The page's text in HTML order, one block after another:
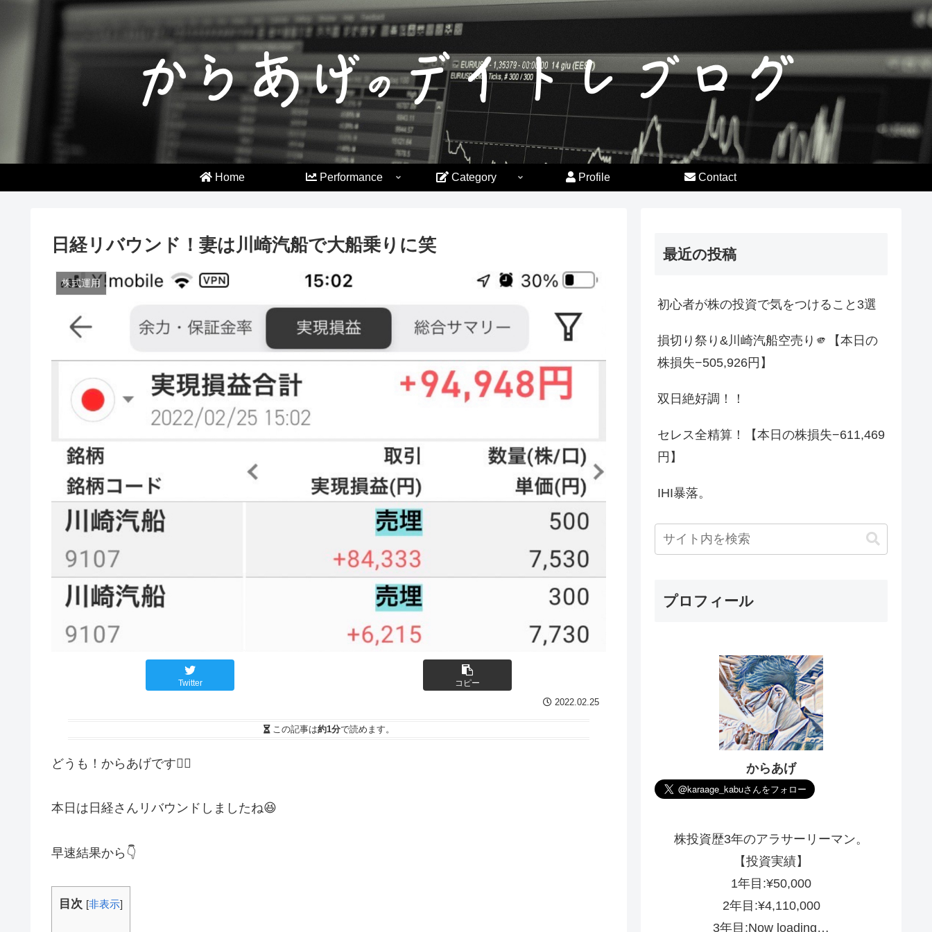
Home Performance Category Profile Contact
日経リバウンド！妻は川崎汽船で大船乗りに笑
株式運用
Twitter コピー
2022.02.25
この記事は約1分で読めます。
どうも！からあげです🙋‍♂️
本日は日経さんリバウンドしましたね😆
早速結果から👇
目次 [非表示]
最近の投稿
初心者が株の投資で気をつけること3選
損切り祭り&川崎汽船空売り🫵【本日の
株損失−505,926円】
双日絶好調！！
セレス全精算！【本日の株損失−611,469
円】
IHI暴落。
プロフィール
からあげ
株投資歴3年のアラサーリーマン。
【投資実績】
1年目:¥50,000
2年目:¥4,110,000
3年目:Now loading…